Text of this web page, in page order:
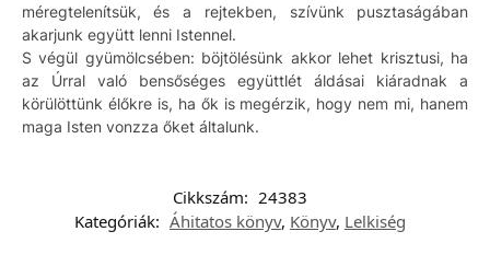
méregtelenítsük, és a rejtekben, szívünk pusztaságában
akarjunk együtt lenni Istennel.
S végül gyümölcsében: böjtölésünk akkor lehet krisztusi, ha
az Úrral való bensőséges együttlét áldásai kiáradnak a
körülöttünk élőkre is, ha ők is megérzik, hogy nem mi, hanem
maga Isten vonzza őket általunk.
Cikkszám: 24383
Kategóriák: Áhitatos könyv, Könyv, Lelkiség